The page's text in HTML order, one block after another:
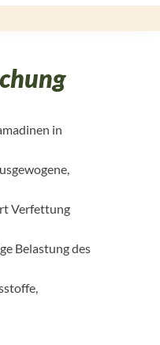
in
Verfettung
Belastung des